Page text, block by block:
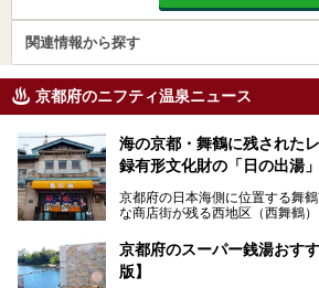
関連情報から探す
京都府のニフティ温泉ニュース
海の京都・舞鶴に残された
録有形文化財の「日の出湯
京都府の日本海側に位置する舞
な商店街が残る西地区（西舞鶴
ます。今回案内するのは西地区
出湯」と「若の湯」。いずれも
れた歴史ある建物でありながら
京都府のスーパー銭湯おす
版】